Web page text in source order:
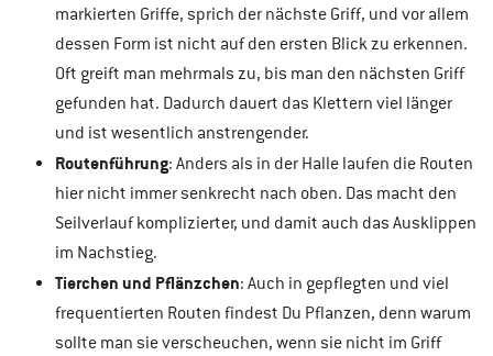
markierten Griffe, sprich der nächste Griff, und vor allem
dessen Form ist nicht auf den ersten Blick zu erkennen.
Oft greift man mehrmals zu, bis man den nächsten Griff
gefunden hat. Dadurch dauert das Klettern viel länger
und ist wesentlich anstrengender.
Routenführung: Anders als in der Halle laufen die Routen
hier nicht immer senkrecht nach oben. Das macht den
Seilverlauf komplizierter, und damit auch das Ausklippen
im Nachstieg.
Tierchen und Pflänzchen: Auch in gepflegten und viel
frequentierten Routen findest Du Pflanzen, denn warum
sollte man sie verscheuchen, wenn sie nicht im Griff